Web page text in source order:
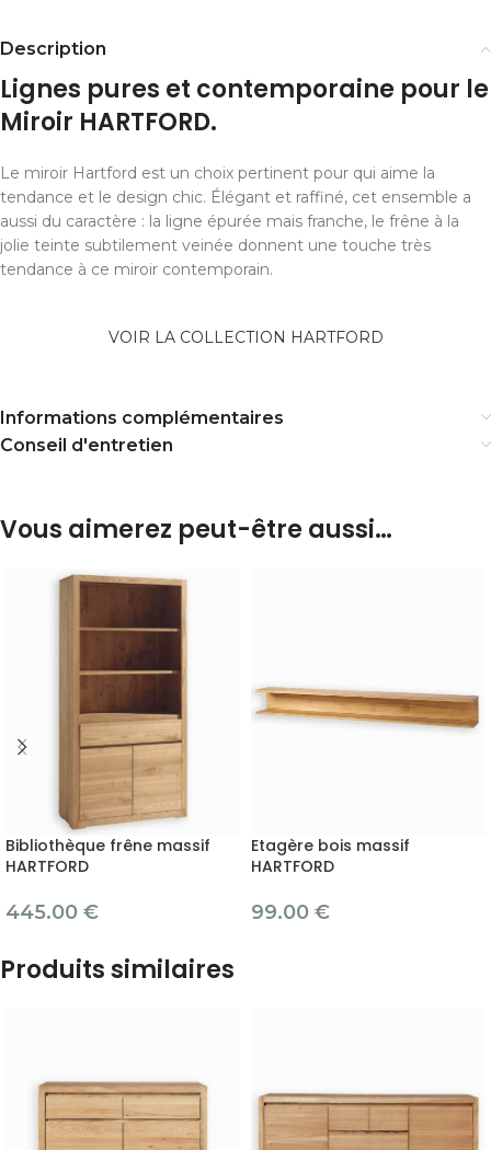
Description
Lignes pures et contemporaine pour le
Miroir HARTFORD.
Le miroir Hartford est un choix pertinent pour qui aime la
tendance et le design chic. Élégant et raffiné, cet ensemble a
aussi du caractère : la ligne épurée mais franche, le frêne à la
jolie teinte subtilement veinée donnent une touche très
tendance à ce miroir contemporain.
VOIR LA COLLECTION HARTFORD
Informations complémentaires
Conseil d'entretien
Vous aimerez peut-être aussi…
Bibliothèque frêne massif
HARTFORD
445.00 €
Etagère bois massif
HARTFORD
99.00 €
Produits similaires